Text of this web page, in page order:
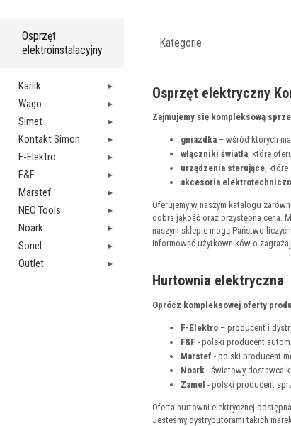
Osprzęt
elektroinstalacyjny
Karlik
Wago
Simet
Kontakt Simon
F-Elektro
F&F
Marstef
NEO Tools
Noark
Sonel
Outlet
Kategorie
Osprzęt elektryczny
Zajmujemy się kompleksową
gniazdka– wśród których
włączniki światła, które
urządzenia sterujące, które
akcesoria
Oferujemy w naszym katalogu
dobra jakość oraz przystępna cena.
naszym sklepie mogą Państwo liczyć
informować użytkowników o
Hurtownia elektryczna
Oprócz kompleksowej oferty
F-Elektro– producent i
F&F - polski producent
Marstef - polski producent
Noark - światowy dostawca
Zamel - polski producent
Oferta hurtowni elektrycznej
Jesteśmy dystrybutorami takich marek